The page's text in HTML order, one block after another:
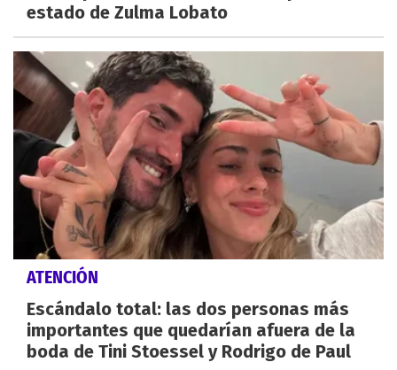
estado de Zulma Lobato
ATENCIÓN
Escándalo total: las dos personas más
importantes que quedarían afuera de la
boda de Tini Stoessel y Rodrigo de Paul